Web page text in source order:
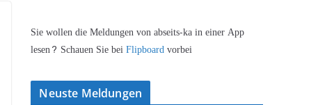
Sie wollen die Meldungen von abseits-ka in einer App
lesen? Schauen Sie beiFlipboardvorbei
Neuste Meldungen